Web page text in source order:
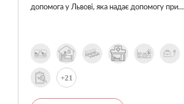
допомога у Львові, яка надає допомогу при…
+21